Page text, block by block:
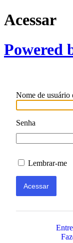
Acessar
Powered
Nome de usuário
Senha
Lembrar-me